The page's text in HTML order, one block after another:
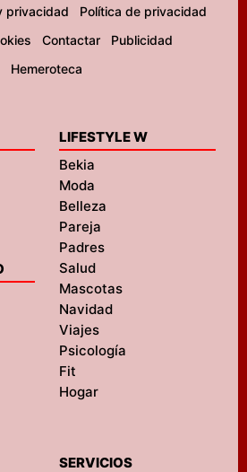
privacidad
Política de privacidad
Contactar
Publicidad
Hemeroteca
LIFESTYLE W
Bekia
Moda
Belleza
Pareja
Padres
Salud
Mascotas
Navidad
Viajes
Psicología
Fit
Hogar
SERVICIOS